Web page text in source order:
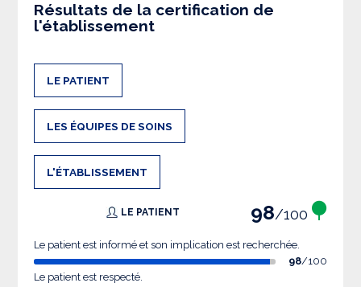
Résultats de la certification de
l'établissement
LE PATIENT
LES ÉQUIPES DE SOINS
L'ÉTABLISSEMENT
LE PATIENT 98/100
Le patient est informé et son implication est recherchée.
98/100
Le patient est respecté.